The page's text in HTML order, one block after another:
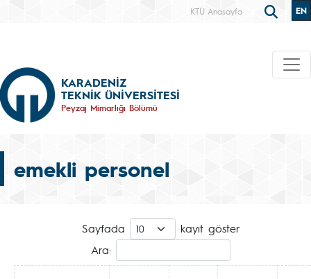
KTÜ Anasayfa EN
KARADENİZ
TEKNİK ÜNİVERSİTESİ
Peyzaj Mimarlığı Bölümü
emekli personel
Sayfada
kayıt göster
Ara: